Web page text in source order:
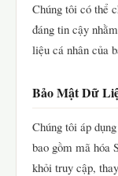
Chúng tôi có thể
đáng tin cậy
liệu cá nhân của
Bảo Mật Dữ
Chúng tôi áp
bao gồm mã hóa
khỏi truy cập,